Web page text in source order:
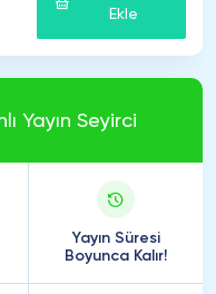
Ekle
Yayın Seyirci
Yayın Süresi
Boyunca Kalır!